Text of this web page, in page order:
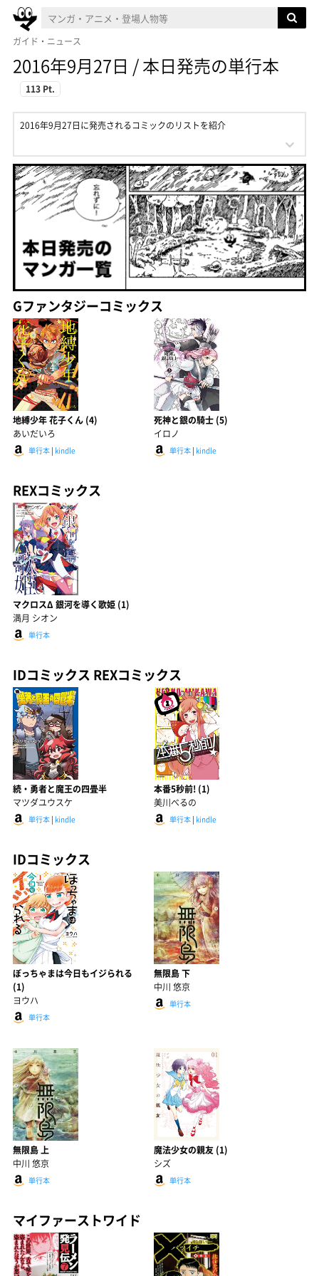
ガイド・ニュース
2016年9月27日 / 本日発売の単行本
113 Pt.
2016年9月27日に発売されるコミックのリストを紹介
Gファンタジーコミックス
地縛少年 花子くん (4)
あいだいろ
単行本 | kindle
死神と銀の騎士 (5)
イロノ
単行本| kindle
REXコミックス
マクロスΔ 銀河を導く歌姫 (1)
満月 シオン
単行本
IDコミックス REXコミックス
続・勇者と魔王の四畳半
マツダユウスケ
単行本 | kindle
本番5秒前! (1)
美川べるの
単行本| kindle
IDコミックス
ぼっちゃまは今日もイジられる
(1)
ヨウハ
単行本
無限島 下
中川 悠京
単行本
無限島 上
中川 悠京
単行本
魔法少女の親友 (1)
シズ
単行本
マイファーストワイド